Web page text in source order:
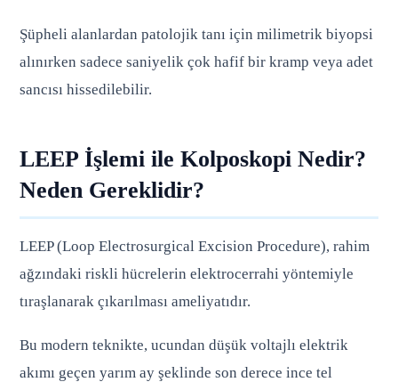
Şüpheli alanlardan patolojik tanı için milimetrik biyopsi
alınırken sadece saniyelik çok hafif bir kramp veya adet
sancısı hissedilebilir.
LEEP İşlemi ile Kolposkopi Nedir?
Neden Gereklidir?
LEEP (Loop Electrosurgical Excision Procedure), rahim
ağzındaki riskli hücrelerin elektrocerrahi yöntemiyle
tıraşlanarak çıkarılması ameliyatıdır.
Bu modern teknikte, ucundan düşük voltajlı elektrik
akımı geçen yarım ay şeklinde son derece ince tel